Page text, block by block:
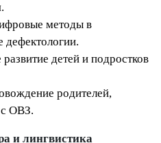
методы в
дефектологии.
детей и подростков
родителей,
ОВЗ.
и лингвистика